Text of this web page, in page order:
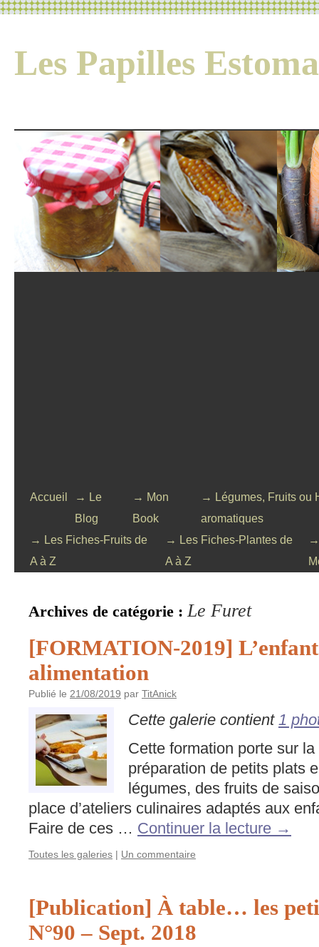
Les Papilles
Accueil
→ Le
Blog
→ Mon
Book
→ Légumes, Fruits ou
aromatiques
→ Les Fiches-Fruits de
A à Z
→ Les Fiches-Plantes de
A à Z
→
Archives de catégorie :Le Furet
[FORMATION-2019]
alimentation
Publié le 21/08/2019 par TitAnick
Cette galerie contient 1
Cette formation porte sur
préparation de petits plats
légumes, des fruits de
place d’ateliers culinaires adaptés aux
Faire de ces … Continuer la lecture →
Toutes les galeries | Un commentaire
[Publication] À table… les
N°90 – Sept. 2018